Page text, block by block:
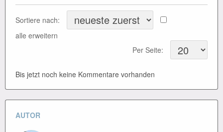
Sortiere nach:
alle erweitern
Per Seite:
Bis jetzt noch keine Kommentare vorhanden
AUTOR